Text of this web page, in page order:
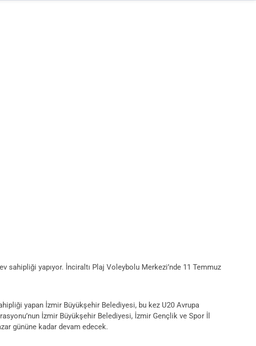
sahipliği yapıyor. İnciraltı Plaj Voleybolu Merkezi’nde 11 Temmuz
yapan İzmir Büyükşehir Belediyesi, bu kez U20 Avrupa
İzmir Büyükşehir Belediyesi, İzmir Gençlik ve Spor İl
gününe kadar devam edecek.